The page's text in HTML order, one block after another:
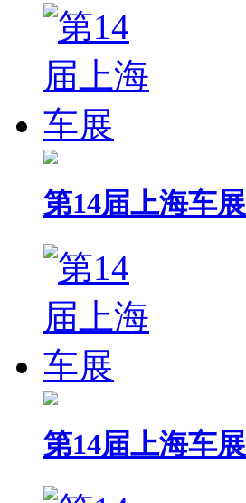
第14届上海车展
第14届上海车展